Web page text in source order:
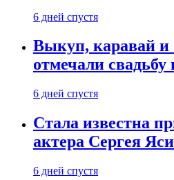
6 дней спустя
Выкуп, каравай и
отмечали
6 дней спустя
Стала известна
актера Сергея
6 дней спустя